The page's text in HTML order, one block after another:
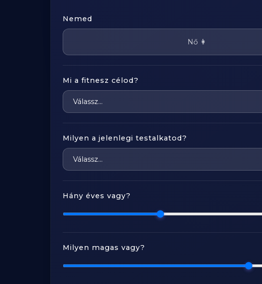
Nemed
Nő 👩
Mi a fitnesz célod?
Milyen a jelenlegi testalkatod?
Hány éves vagy?
Milyen magas vagy?